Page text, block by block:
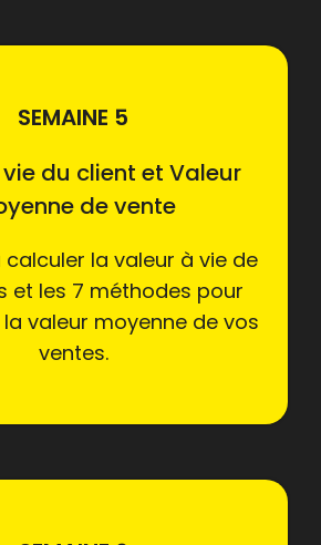
SEMAINE 5
du client et Valeur
de vente
calculer la valeur à vie de
et les 7 méthodes pour
valeur moyenne de vos
ventes.